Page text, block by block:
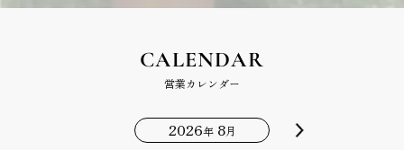
CALENDAR
営業カレンダー
2026年8月